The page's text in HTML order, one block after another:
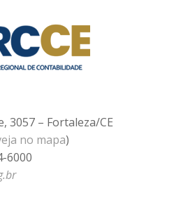
3057 – Fortaleza/CE
no mapa)
6000